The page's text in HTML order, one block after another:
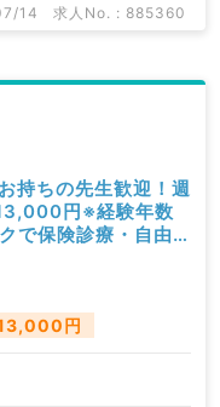
14 求人No. : 885360
持ちの先生歓迎！週
円※経験年数
で保険診療・自由
）
円